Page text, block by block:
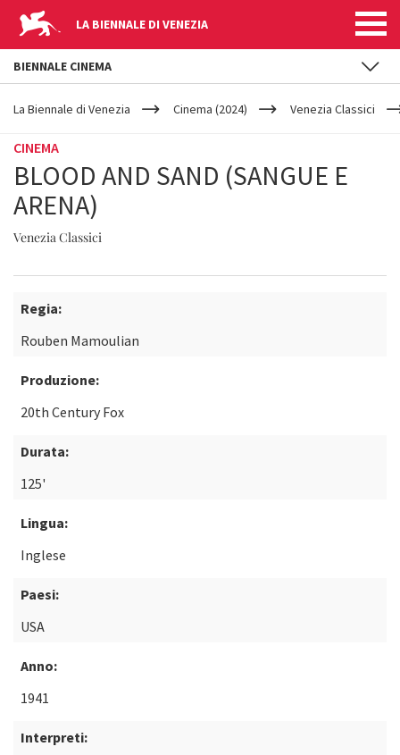
LA BIENNALE DI VENEZIA
YOUR
ARE
La Biennale di Venezia Cinema (2024) Venezia Classici
CINEMA
BLOOD AND SAND (SANGUE E
ARENA)
Venezia Classici
Regia:
Rouben Mamoulian
Produzione:
20th Century Fox
Durata:
125'
Lingua:
Inglese
Paesi:
USA
Anno:
1941
Interpreti:
BIENNALE CINEMA